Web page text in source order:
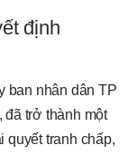
định
ban nhân dân TP
đã trở thành một
quyết tranh chấp,